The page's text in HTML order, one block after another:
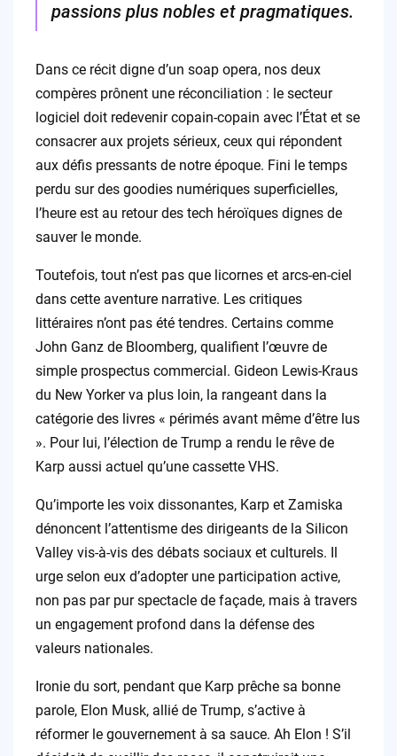
passions plus nobles et pragmatiques.
Dans ce récit digne d’un soap opera, nos deux
compères prônent une réconciliation : le secteur
logiciel doit redevenir copain-copain avec l’État et se
consacrer aux projets sérieux, ceux qui répondent
aux défis pressants de notre époque. Fini le temps
perdu sur des goodies numériques superficielles,
l’heure est au retour des tech héroïques dignes de
sauver le monde.
Toutefois, tout n’est pas que licornes et arcs-en-ciel
dans cette aventure narrative. Les critiques
littéraires n’ont pas été tendres. Certains comme
John Ganz de Bloomberg, qualifient l’œuvre de
simple prospectus commercial. Gideon Lewis-Kraus
du New Yorker va plus loin, la rangeant dans la
catégorie des livres « périmés avant même d’être lus
». Pour lui, l’élection de Trump a rendu le rêve de
Karp aussi actuel qu’une cassette VHS.
Qu’importe les voix dissonantes, Karp et Zamiska
dénoncent l’attentisme des dirigeants de la Silicon
Valley vis-à-vis des débats sociaux et culturels. Il
urge selon eux d’adopter une participation active,
non pas par pur spectacle de façade, mais à travers
un engagement profond dans la défense des
valeurs nationales.
Ironie du sort, pendant que Karp prêche sa bonne
parole, Elon Musk, allié de Trump, s’active à
réformer le gouvernement à sa sauce. Ah Elon ! S’il